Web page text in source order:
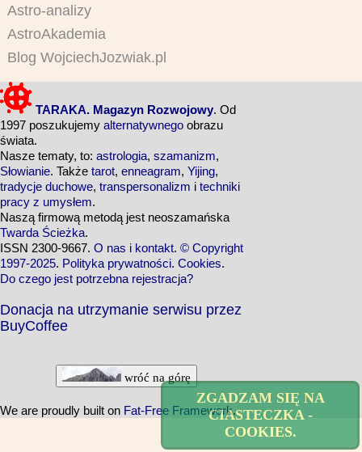
ZGADZAM SIĘ NA
CIASTECZKA -
COOKIES.
Astro-analizy
AstroAkademia
Blog WojciechJozwiak.pl
TARAKA. Magazyn Rozwojowy. Od
1997 poszukujemy alternatywnego obrazu
świata.
Nasze tematy, to: astrologia, szamanizm,
Słowianie. Także tarot, enneagram, Yijing,
tradycje duchowe, transpersonalizm i techniki
pracy z umysłem.
Naszą firmową metodą jest neoszamańska
Twarda Ścieżka.
ISSN 2300-9667. O nas i kontakt. © Copyright
1997-2025. Polityka prywatności. Cookies.
Do czego jest potrzebna rejestracja?
Donacja na utrzymanie serwisu przez
BuyCoffee
wróć na górę
We are proudly built on Fat-Free Framework.